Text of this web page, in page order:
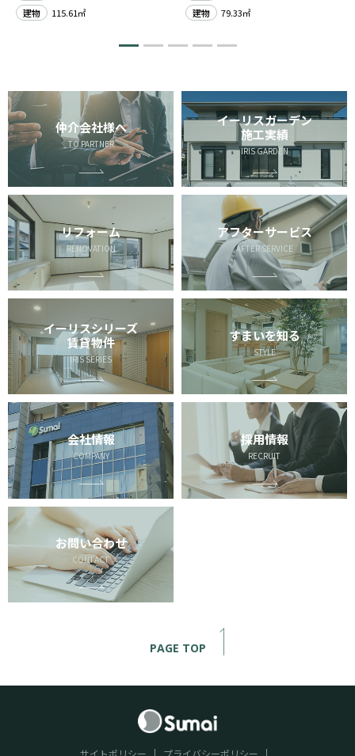
建物
115.61㎡
建物
79.33㎡
仲介会社様へ
TO PARTNER
イーリスガーデン
施工実績
IRIS GARDEN
リフォーム
RENOVATION
アフターサービス
AFTER SERVICE
イーリスシリーズ
賃貸物件
IRIS SERIES
すまいを知る
STYLE
会社情報
COMPANY
採用情報
RECRUIT
お問い合わせ
CONTACT
PAGE TOP